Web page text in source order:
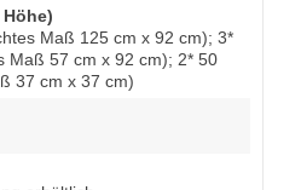
Maß 125 cm x 92 cm); 3*
Maß 57 cm x 92 cm); 2* 50
37 cm x 37 cm)